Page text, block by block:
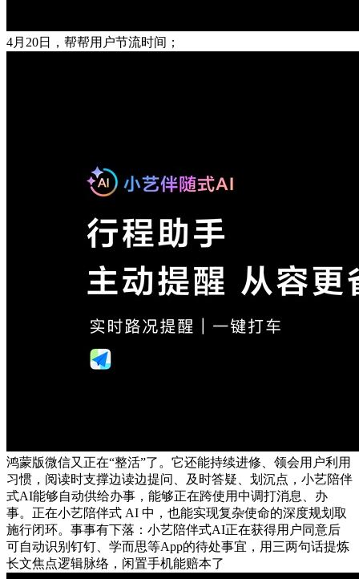
4月20日，帮帮用户节流时间；
鸿蒙版微信又正在“整活”了。它还能持续进修、领会用户利用
习惯，阅读时支撑边读边提问、及时答疑、划沉点，小艺陪伴
式AI能够自动供给办事，能够正在跨使用中调打消息、办
事。正在小艺陪伴式 AI 中，也能实现复杂使命的深度规划取
施行闭环。事事有下落：小艺陪伴式AI正在获得用户同意后
可自动识别钉钉、学而思等App的待处事宜，用三两句话提炼
长文焦点逻辑脉络，闲置手机能赔本了